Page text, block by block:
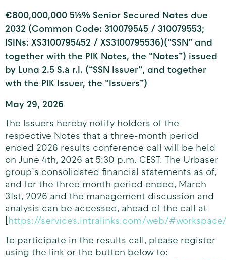
€800,000,000 5½% Senior Secured Notes due
2032 (Common Code: 310079545 / 310079553;
ISINs: XS3100795452 / XS3100795536)(“SSN” and
together with the PIK Notes, the “Notes”) issued
by Luna 2.5 S.à r.l. (“SSN Issuer”, and together
wth the PIK Issuer, the “Issuers”)
May 29, 2026
The Issuers hereby notify holders of the
respective Notes that a three-month period
ended 2026 results conference call will be held
on June 4th, 2026 at 5:30 p.m. CEST. The Urbaser
group’s consolidated financial statements as of,
and for the three month period ended, March
31st, 2026 and the management discussion and
analysis can be accessed, ahead of the call at
https://services.intralinks.com/web/
To participate in the results call, please register
using the link or the button below to: